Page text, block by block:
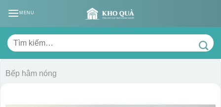
MENU
Tìm
kiếm:
Bếp hâm nóng